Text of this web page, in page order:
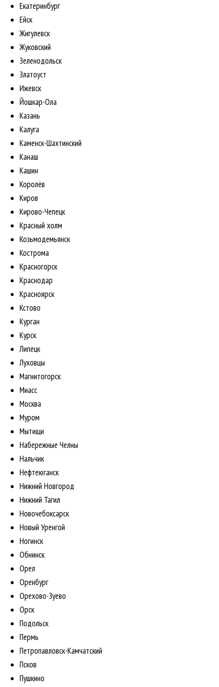
Екатеринбург
Ейск
Жигулевск
Жуковский
Зеленодольск
Златоуст
Ижевск
Йошкар-Ола
Казань
Калуга
Каменск-Шахтинский
Канаш
Кашин
Королёв
Киров
Кирово-Чепецк
Красный холм
Козьмодемьянск
Кострома
Красногорск
Краснодар
Красноярск
Кстово
Курган
Курск
Липецк
Луховцы
Магнитогорск
Миасс
Москва
Муром
Мытищи
Набережные Челны
Нальчик
Нефтеюганск
Нижний Новгород
Нижний Тагил
Новочебоксарск
Новый Уренгой
Ногинск
Обнинск
Орел
Оренбург
Орехово-Зуево
Орск
Подольск
Пермь
Петропавловск-Камчатский
Псков
Пушкино